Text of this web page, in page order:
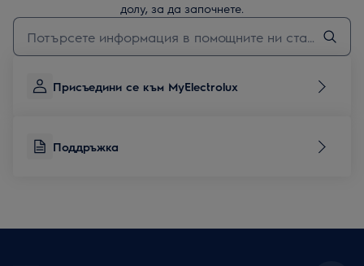
долу, за да започнете.
Въведете текст за да потърсите статии за поддръжка
Присъедини се към MyElectrolux
Поддръжка